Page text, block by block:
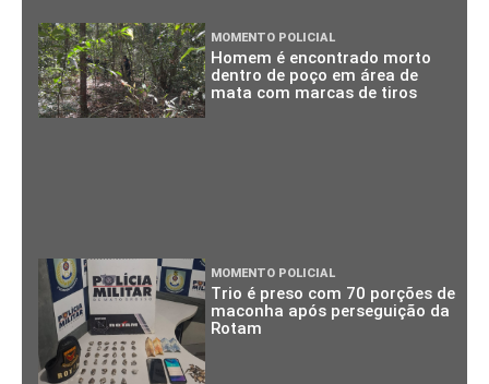
MOMENTO POLICIAL
Homem é encontrado morto
dentro de poço em área de
mata com marcas de tiros
MOMENTO POLICIAL
Trio é preso com 70 porções de
maconha após perseguição da
Rotam